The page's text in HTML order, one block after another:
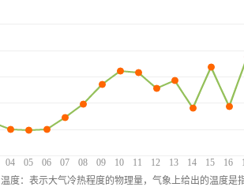
04 05 06 07 08 09 10 11 12 13 14 15 16
温度：表示大气冷热程度的物理量，气象上给出的温度是